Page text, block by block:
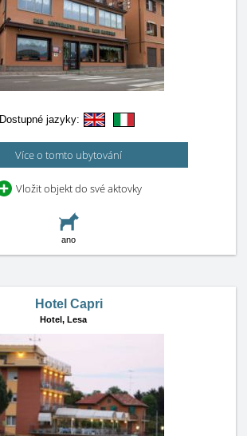
Dostupné jazyky:
Více o tomto ubytování
Vložit objekt do své aktovky
ano
Hotel Capri
Hotel, Lesa